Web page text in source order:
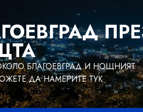
БЛАГОЕВГРАД И НОЩНИЯТ
ДА НАМЕРИТЕ ТУК